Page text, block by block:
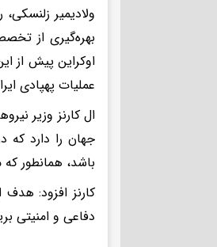
ولادیمیر
بهره‌گیری از
عملیات پهپادی
ال کارنز وزیر
جهان را دارد که
باشد، همانطور
کارنز افزود:
دفاعی و امنیتی